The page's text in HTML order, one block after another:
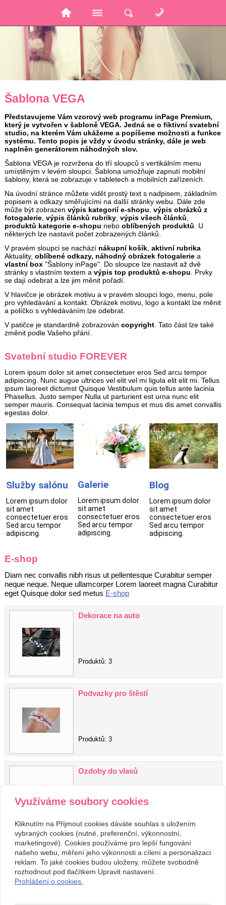
Šablona VEGA
Představujeme Vám vzorový web programu inPage Premium,
který je vytvořen v šabloně VEGA. Jedná se o fiktivní svatební
studio, na kterém Vám ukážeme a popíšeme možnosti a funkce
systému. Tento popis je vždy v úvodu stránky, dále je web
naplněn generátorem náhodných slov.
Šablona VEGA je rozvržena do tří sloupců s vertikálním menu
umístěným v levém sloupci. Šablona umožňuje zapnutí mobilní
šablony, která se zobrazuje v tabletech a mobilních zařízeních.
Na úvodní stránce můžete vidět prostý text s nadpisem, základním
popisem a odkazy směřujícími na další stránky webu. Dále zde
může být zobrazen výpis kategorií e-shopu výpis obrázků z
fotogalerie, výpis článků rubriky, výpis všech článků
produktů kategorie e-shopu nebo oblíbených produktů . U
některých lze nastavit počet zobrazených článků.
V pravém sloupci se nachází nákupní košík, aktivní rubrika
Aktuality, oblíbené odkazy, náhodný obrázek fotogaleriea
vlastní box"Šablony inPage". Do sloupce lze nastavit až dvě
stránky s vlastním textem a výpis top produktů e-shopu . Prvky
se dají odebrat a lze jim měnit pořadí.
V hlavičce je obrázek motivu a v pravém sloupci logo, menu, pole
pro vyhledávání a kontakt. Obrázek motivu, logo a kontakt lze měnit
a políčko s vyhledáváním lze odebrat.
V patičce je standardně zobrazován copyright. Tato část lze také
změnit podle Vašeho přání.
Svatební studio FOREVER
Lorem ipsum dolor sit amet consectetuer eros Sed arcu tempor
adipiscing. Nunc augue ultrices vel elit vel mi ligula elit elit mi. Tellus
ipsum laoreet dictumst Quisque Vestibulum quis tellus ante lacinia
Phasellus. Justo semper Nulla ut parturient est urna nunc elit
semper mauris. Consequat lacinia tempus et mus dis amet convallis
egestas dolor.
Služby salónu
Lorem ipsum dolor
sit amet
consectetuer eros
Sed arcu tempor
adipiscing.
Galerie
Lorem ipsum dolor
sit amet
consectetuer eros
Sed arcu tempor
adipiscing.
Blog
Lorem ipsum dolor
sit amet
consectetuer eros
Sed arcu tempor
adipiscing.
E-shop
Diam nec convallis nibh risus ut pellentesque Curabitur semper
neque neque. Neque ullamcorper Lorem laoreet magna Curabitur
eget Quisque dolor sed metus E-shop
Dekorace na auto
Produktů: 3
Podvazky pro štěstí
Produktů: 3
Ozdoby do vlasů
Kontakt
Svatební studio Forever
Nekonečná 1024, 123 00
Praha
+420 123 456 789
Využíváme soubory cookies
Kliknutím na Přijmout cookies dáváte souhlas s uložením
vybraných cookies (nutné, preferenční, výkonnostní,
marketingové). Cookies používáme pro lepší fungování
našeho webu, měření jeho výkonnosti a cílení a personalizaci
reklam. To jaké cookies budou uloženy, můžete svobodně
rozhodnout pod tlačítkem Upravit nastavení.
Prohlášení o cookies.